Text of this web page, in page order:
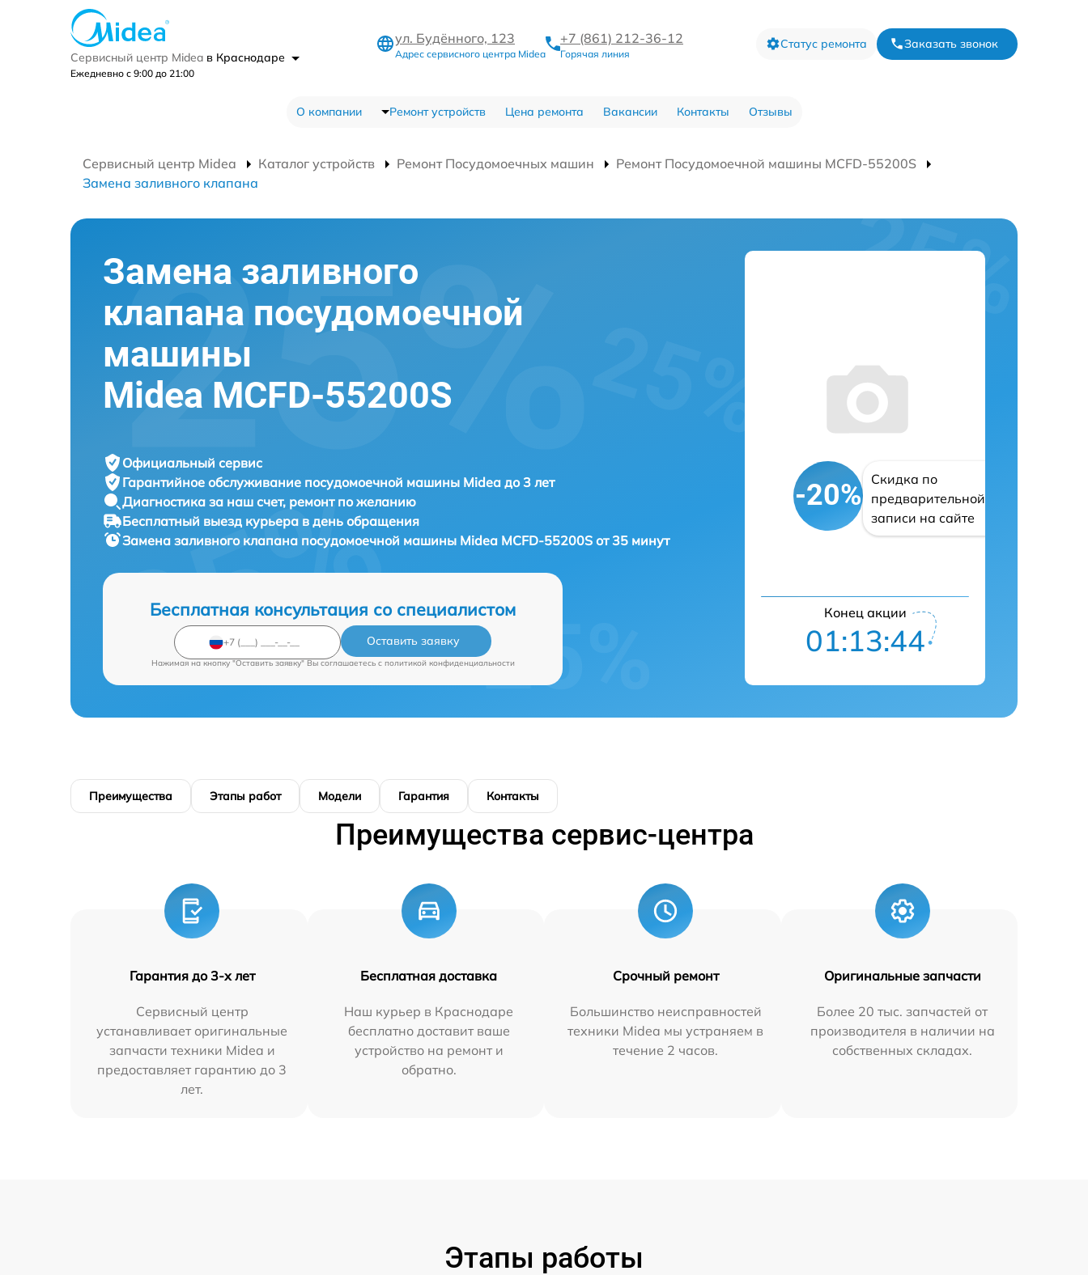
Сервисный центр Midea в Краснодаре
Ежедневно с 9:00 до 21:00
ул. Будённого, 123
Адрес сервисного центра Midea
+7 (861) 212-36-12
Горячая линия
Статус ремонта Заказать звонок
О компании Ремонт устройств Цена ремонта Вакансии Контакты Отзывы
Сервисный центр Midea Каталог устройств Ремонт Посудомоечных машин
Ремонт Посудомоечной машины MCFD-55200S
Замена заливного клапана
Замена заливного
клапана посудомоечной
машины
Midea MCFD-55200S
Официальный сервис
Гарантийное обслуживание посудомоечной машины Midea до 3 лет
Диагностика за наш счет, ремонт по желанию
Бесплатный выезд курьера в день обращения
Замена заливного клапана посудомоечной машины Midea MCFD-55200S от 35 минут
Бесплатная консультация со специалистом
Оставить заявку
Нажимая на кнопку "Оставить заявку" Вы соглашаетесь c политикой конфиденциальности
-20%
Скидка по
предварительной
записи на сайте
Конец акции
01:13:43
Преимущества Этапы работ Модели Гарантия Контакты
Преимущества сервис-центра
Гарантия до 3-х лет
Сервисный центр
устанавливает оригинальные
запчасти техники Midea и
предоставляет гарантию до 3
лет.
Бесплатная доставка
Наш курьер в Краснодаре
бесплатно доставит ваше
устройство на ремонт и
обратно.
Срочный ремонт
Большинство неисправностей
техники Midea мы устраняем в
течение 2 часов.
Оригинальные запчасти
Более 20 тыс. запчастей от
производителя в наличии на
собственных складах.
Этапы работы